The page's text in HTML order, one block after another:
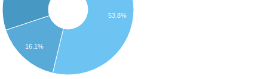
16.1%
53.8%